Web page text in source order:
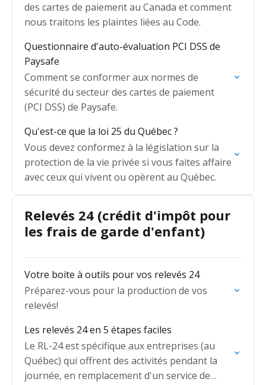
des cartes de paiement au Canada et comment
nous traitons les plaintes liées au Code.
Questionnaire d'auto-évaluation PCI DSS de
Paysafe
Comment se conformer aux normes de
sécurité du secteur des cartes de paiement
(PCI DSS) de Paysafe.
Qu'est-ce que la loi 25 du Québec ?
Vous devez conformez à la législation sur la
protection de la vie privée si vous faites affaire
avec ceux qui vivent ou opèrent au Québec.
Relevés 24 (crédit d'impôt pour
les frais de garde d'enfant)
Votre boite à outils pour vos relevés 24
Préparez-vous pour la production de vos
relevés!
Les relevés 24 en 5 étapes faciles
Le RL-24 est spécifique aux entreprises (au
Québec) qui offrent des activités pendant la
journée, en remplacement d'un service de